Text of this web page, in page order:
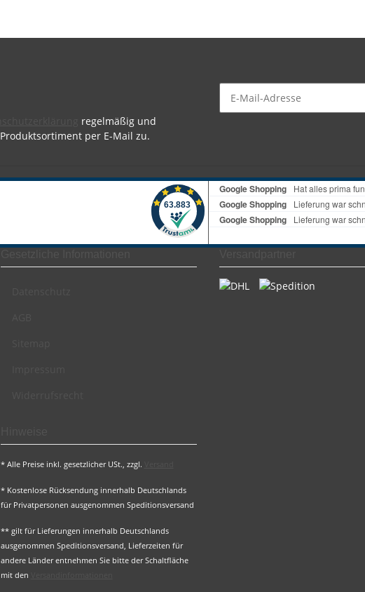
regelmäßig und
per E-Mail zu.
* Alle Preise inkl. gesetzlicher USt., zzgl.
* Kostenlose Rücksendung innerhalb Deutschlands
für Privatpersonen ausgenommen Speditionsversand
** gilt für Lieferungen innerhalb Deutschlands
ausgenommen Speditionsversand, Lieferzeiten für
andere Länder entnehmen Sie bitte der Schaltfläche
mit den